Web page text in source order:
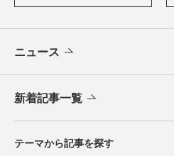
ニュース
新着記事一覧
テーマから記事を探す